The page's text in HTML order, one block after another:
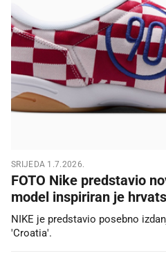
SRIJEDA 1.7.2026.
FOTO Nike predstavio
model inspiriran je
NIKE je predstavio posebno
'Croatia'.